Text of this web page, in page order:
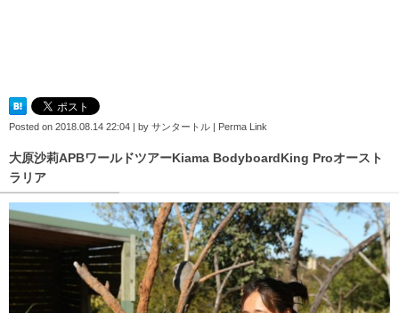
Posted on 2018.08.14 22:04 | by サンタートル | Perma Link
大原沙莉APBワールドツアーKiama BodyboardKing Proオースト
ラリア